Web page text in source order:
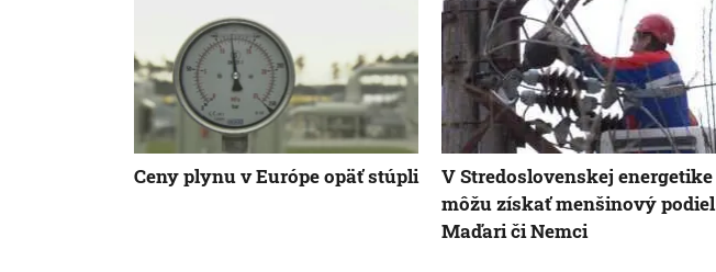
Ceny plynu v Európe opäť stúpli
V Stredoslovenskej energetike
môžu získať menšinový podiel
Maďari či Nemci